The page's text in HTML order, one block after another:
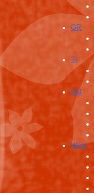
GR
TI
Ost
West